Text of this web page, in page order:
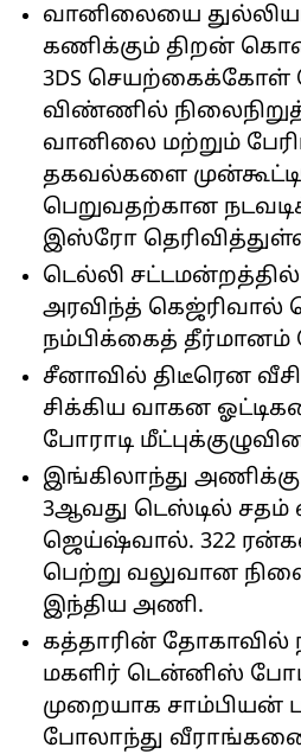
வானிலையை
கணிக்கும் திறன்
3DS செயற்கைக்கோள்
விண்ணில்
வானிலை மற்றும்
தகவல்களை
பெறுவதற்கான
இஸ்ரோ
டெல்லி
அரவிந்த்
நம்பிக்கைத் தீர்மானம்
சீனாவில் திடீரென
சிக்கிய வாகன
போராடி
இங்கிலாந்து அணிக்கு
3ஆவது டெஸ்டில் சதம்
ஜெய்ஷ்வால். 322
பெற்று வலுவான
இந்திய அணி.
கத்தாரின் தோகாவில்
மகளிர் டென்னிஸ்
முறையாக சாம்பியன்
போலாந்து